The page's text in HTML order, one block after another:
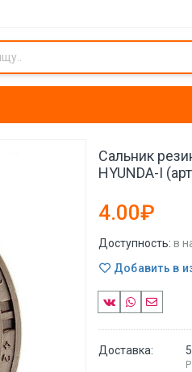
Сальник
HYUNDA-I
4.00₽
Доступность: в
Добавить в
Доставка: